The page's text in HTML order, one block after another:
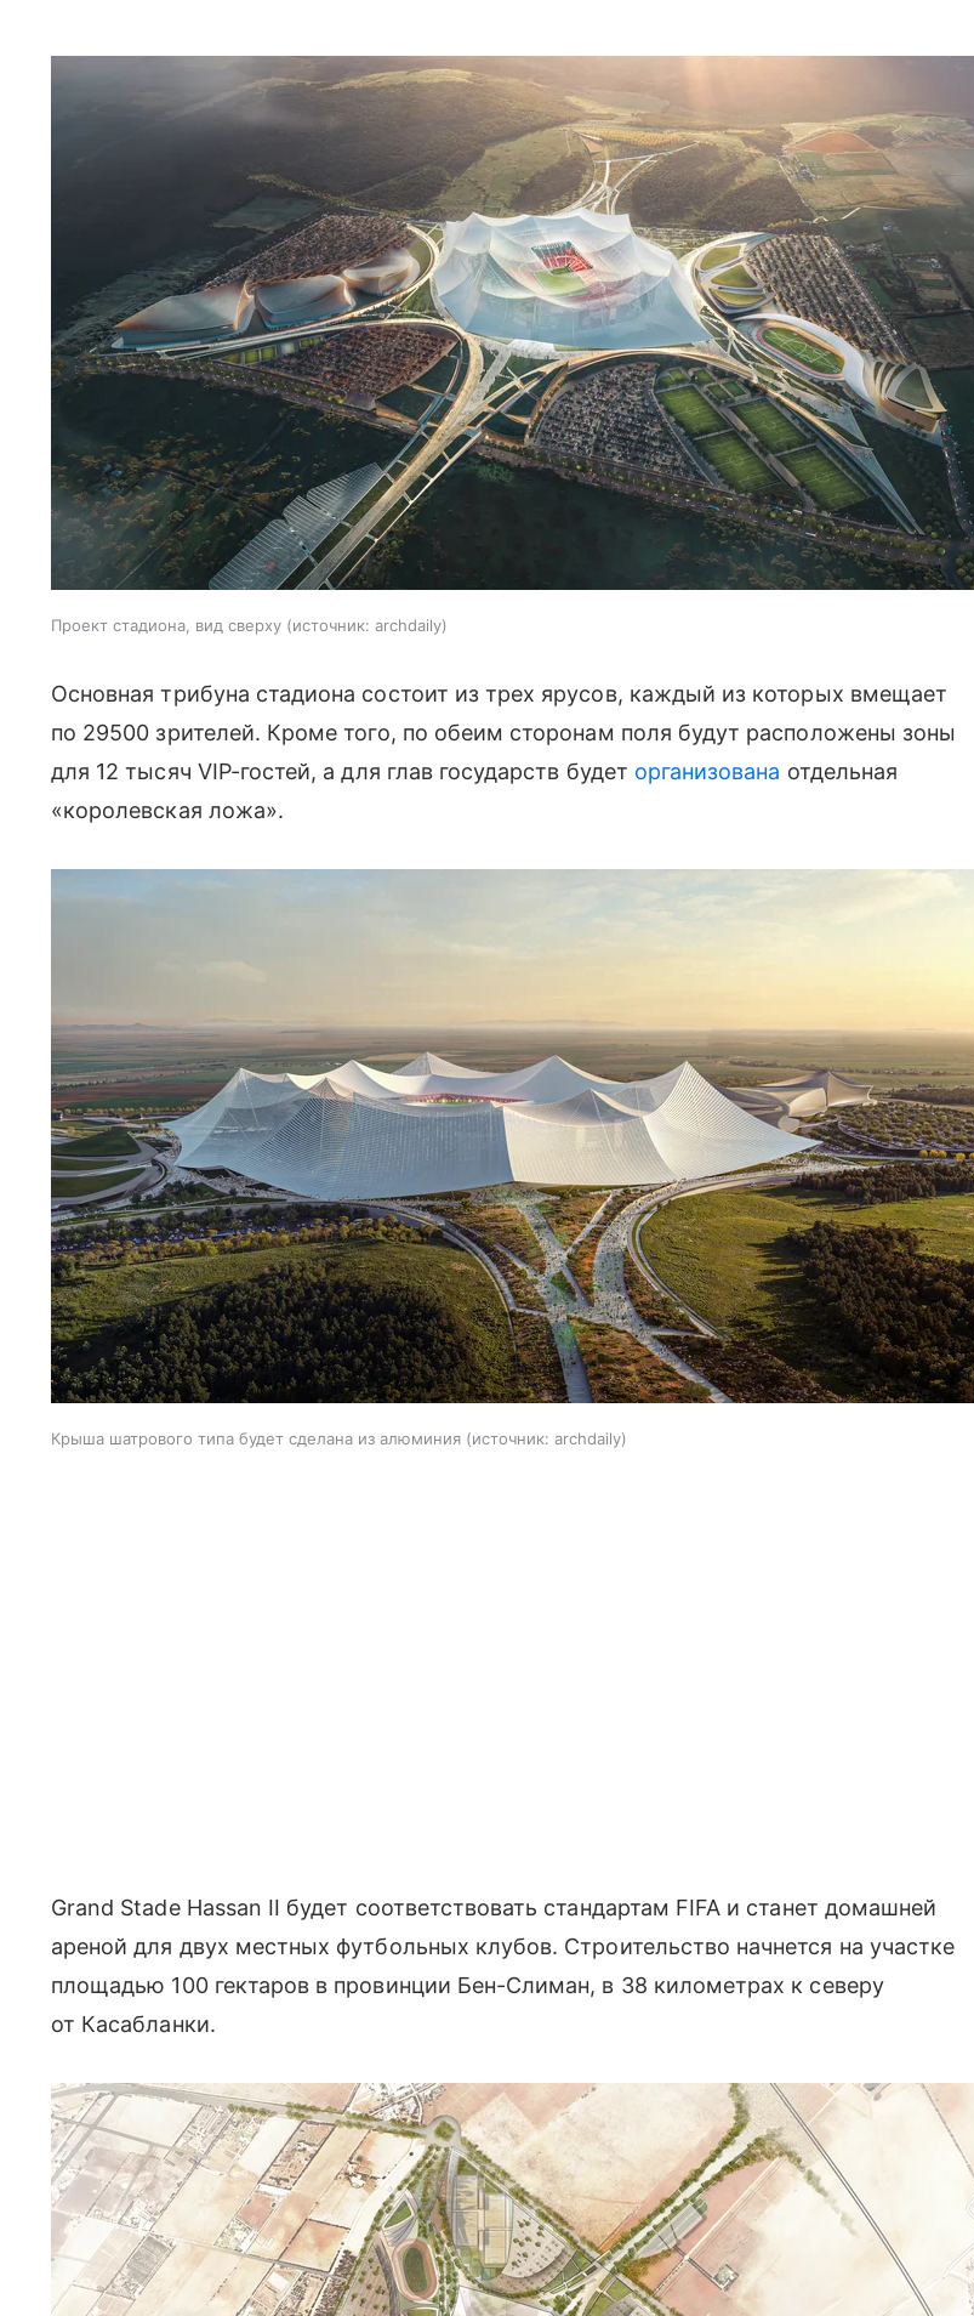
Проект стадиона, вид сверху источник: archdaily
Основная трибуна стадиона состоит из трех ярусов, каждый из которых вмещает
по 29500 зрителей. Кроме того, по обеим сторонам поля будут расположены зоны
для 12 тысяч VIP-гостей, а для глав государств будет организована отдельная
«королевская ложа».
Крыша шатрового типа будет сделана из алюминия источник: archdaily
Grand Stade Hassan II будет соответствовать стандартам FIFA и станет домашней
ареной для двух местных футбольных клубов. Строительство начнется на участке
площадью 100 гектаров в провинции Бен-Слиман, в 38 километрах к северу
от Касабланки.